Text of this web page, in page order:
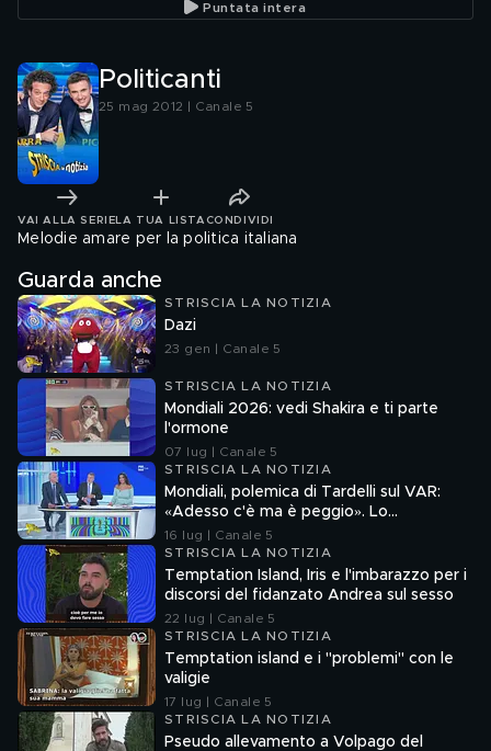
Puntata intera
Politicanti
25 mag 2012 | Canale 5
VAI ALLA SERIE LA TUA LISTA CONDIVIDI
Melodie amare per la politica italiana
Guarda anche
STRISCIA LA NOTIZIA
Dazi
23 gen | Canale 5
STRISCIA LA NOTIZIA
Mondiali 2026: vedi Shakira e ti parte
l'ormone
07 lug | Canale 5
STRISCIA LA NOTIZIA
Mondiali, polemica di Tardelli sul VAR:
«Adesso c'è ma è peggio». Lo
scappellotto di Bellingham a Barco
16 lug | Canale 5
STRISCIA LA NOTIZIA
Temptation Island, Iris e l'imbarazzo per i
discorsi del fidanzato Andrea sul sesso
22 lug | Canale 5
STRISCIA LA NOTIZIA
Temptation island e i "problemi" con le
valigie
17 lug | Canale 5
STRISCIA LA NOTIZIA
Pseudo allevamento a Volpago del